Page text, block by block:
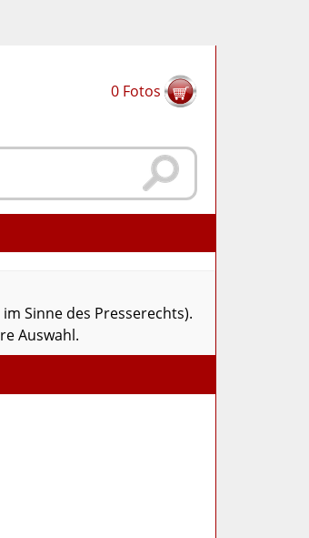
0 Fotos
Sinne des Presserechts).
Auswahl.